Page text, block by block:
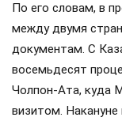
По его словам, в
между двумя
документам. С
восемьдесят
Чолпон-Ата, куда
визитом.